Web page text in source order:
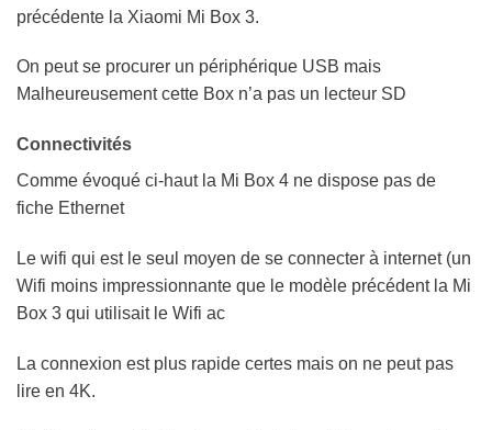
précédente la Xiaomi Mi Box 3.
On peut se procurer un périphérique USB mais
Malheureusement cette Box n’a pas un lecteur SD
Connectivités
Comme évoqué ci-haut la Mi Box 4 ne dispose pas de
fiche Ethernet
Le wifi qui est le seul moyen de se connecter à internet (un
Wifi moins impressionnante que le modèle précédent la Mi
Box 3 qui utilisait le Wifi ac
La connexion est plus rapide certes mais on ne peut pas
lire en 4K.